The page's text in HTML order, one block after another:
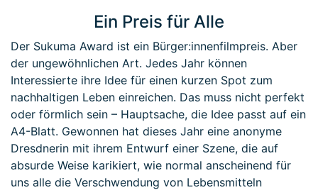
Ein Preis für Alle
Der Sukuma Award ist ein Bürger:innenfilmpreis. Aber
der ungewöhnlichen Art. Jedes Jahr können
Interessierte ihre Idee für einen kurzen Spot zum
nachhaltigen Leben einreichen. Das muss nicht perfekt
oder förmlich sein – Hauptsache, die Idee passt auf ein
A4-Blatt. Gewonnen hat dieses Jahr eine anonyme
Dresdnerin mit ihrem Entwurf einer Szene, die auf
absurde Weise karikiert, wie normal anscheinend für
uns alle die Verschwendung von Lebensmitteln